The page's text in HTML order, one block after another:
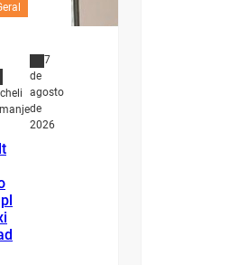
7
de
agosto
de
2026